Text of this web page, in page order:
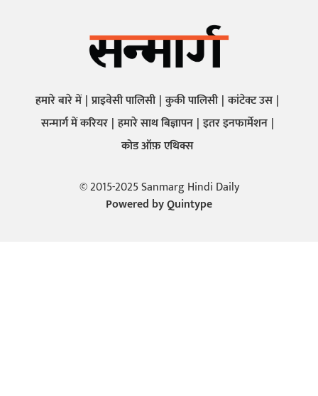
हमारे बारे में प्राइवेसी पालिसी कुकी पालिसी कांटेक्ट उस
सन्मार्ग में करियर हमारे साथ बिज्ञापन इतर इनफार्मेशन
कोड ऑफ़ एथिक्स
© 2015-2025 Sanmarg Hindi Daily
Powered byQuintype